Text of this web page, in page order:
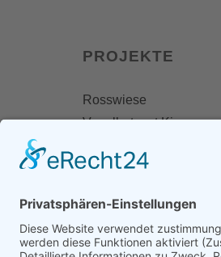
PROJEKTE
Rosswiese
Vogelhotspot Kiesseen